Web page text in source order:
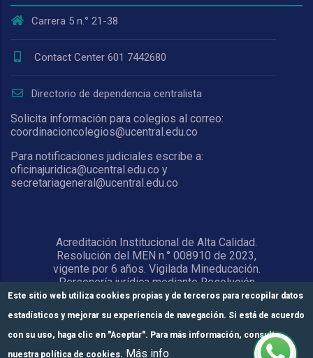
Carrera 5 n.° 21-38
Contact Center 601 7442680
Directorio de dependencia centralista
Solicita información para colegios al correo:
coordinacioncolegios@ucentral.edu.co
Para notificaciones judiciales escribe a:
oficinajuridica@ucentral.edu.co y
secretariageneral@ucentral.edu.co
Acreditación Institucional de Alta Calidad.
Resolución del MEN n.° 008910 de 2023,
vigente por 6 años. Vigilada Mineducación.
Personería jurídica mediante Resolución
1876 del 5 de junio de 1967. Reconocida
como Universidad por el Ministerio de
Educación Nacional mediante Resolución
15818 del 31 de octubre de 1978.
Este sitio web utiliza cookies propias y de terceros para recopilar datos
estadísticos y mejorar su experiencia de navegación. Si está de acuerdo
con su uso, haga clic en "Aceptar". Para más información, consulte
nuestra política de cookies. Más info